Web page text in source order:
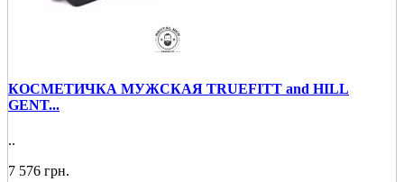
КОСМЕТИЧКА МУЖСКАЯ TRUEFITT and HILL
GENT...
..
7 576 грн.